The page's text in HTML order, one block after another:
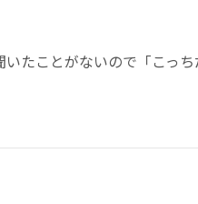
たことがないので「こっ